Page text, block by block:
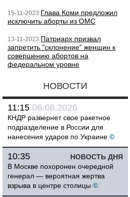
15-11-2023 Глава Коми предложил
исключить аборты из ОМС
13-11-2023 Патриарх призвал
запретить "склонение" женщин к
совершению абортов на
федеральном уровне
НОВОСТИ
11:15 06.08.2026
КНДР развернет свое ракетное
подразделение в России для
нанесения ударов по Украине ©
НОВОСТЬ ДНЯ
10:35
В Москве похоронен очередной
генерал — вероятная жертва
взрыва в центре столицы ©